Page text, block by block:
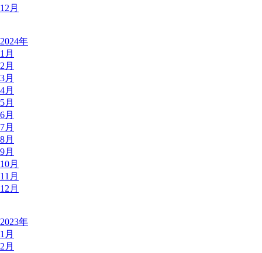
12月
2024年
1月
2月
3月
4月
5月
6月
7月
8月
9月
10月
11月
12月
2023年
1月
2月